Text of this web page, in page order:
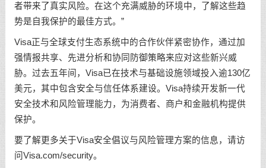
者带来了真实风险。在这个充满威胁的环境中，了解这些趋
势是自我保护的最佳方式。”
Visa正与全球支付生态系统中的合作伙伴紧密协作，通过加
强情报共享、先进分析和协同防御策略来应对这些新兴威
胁。过去五年间，Visa已在技术与基础设施领域投入逾130亿
美元，其中包含安全与信任体系建设。Visa持续开发新一代
安全技术和风险管理能力，为消费者、商户和金融机构提供
保护。
要了解更多关于Visa安全倡议与风险管理方案的信息，请访
问Visa.com/security。